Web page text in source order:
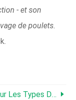
- et son
de poulets.
.
De Peignes À Poulet